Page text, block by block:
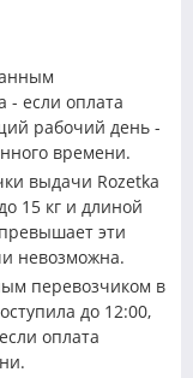
- если оплата
рабочий день -
времени.
выдачи Rozetka
15 кг и длиной
эти
невозможна.
перевозчиком в
до 12:00,
оплата